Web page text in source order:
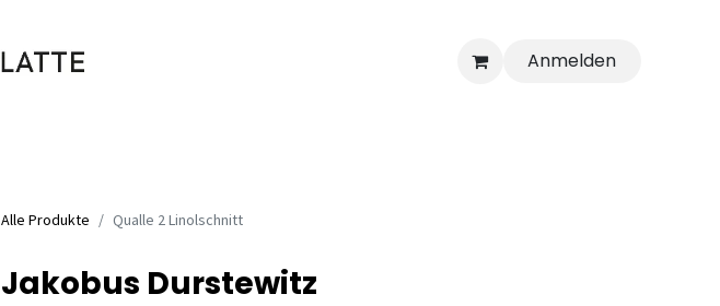
Anmelden
Alle Produkte Qualle 2 Linolschnitt
Jakobus Durstewitz